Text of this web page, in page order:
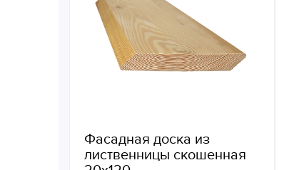
Фасадная доска из
лиственницы скошенная